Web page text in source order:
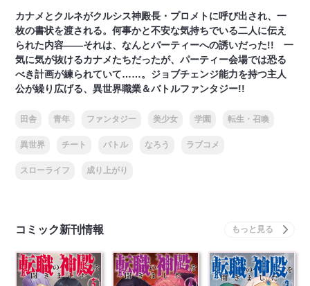
カナメとクルネがクルシス神殿長・プロメトに呼び出され、一
枚の書状を渡される。何事かと不安な気持ちでいる二人に伝え
られた内容――それは、なんとパーティーへの誘いだった!! 一
気に気が抜けるカナメたちだったが、パーティー会場では恐る
べき計画が練られていて……。ジョブチェンジ能力を持つ主人
公が繰り広げる、異世界職業＆バトルファンタジー!!
田舎 青年 ファンタジー 美少女 学園 転生・召喚
異世界 チート バトル なろう ラブコメ
スローライフ 成り上がり
コミック新刊情報